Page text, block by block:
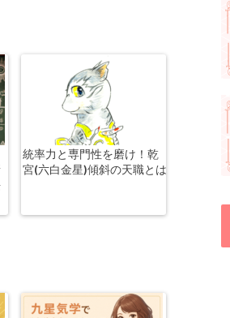
統率力と専門性を磨け！乾
宮(六白金星)傾斜の天職とは